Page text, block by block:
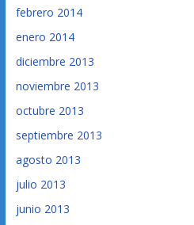
febrero 2014
enero 2014
diciembre 2013
noviembre 2013
octubre 2013
septiembre 2013
agosto 2013
julio 2013
junio 2013